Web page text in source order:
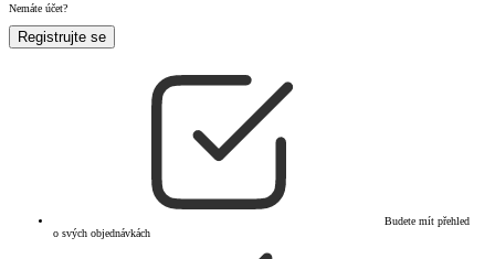
Nemáte účet?
Registrujte se
Budete mít přehled
o svých objednávkách